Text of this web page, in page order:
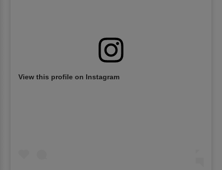
View this profile on Instagram